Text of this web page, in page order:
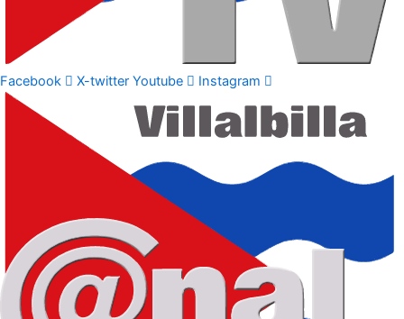
Facebook X-twitter Youtube Instagram